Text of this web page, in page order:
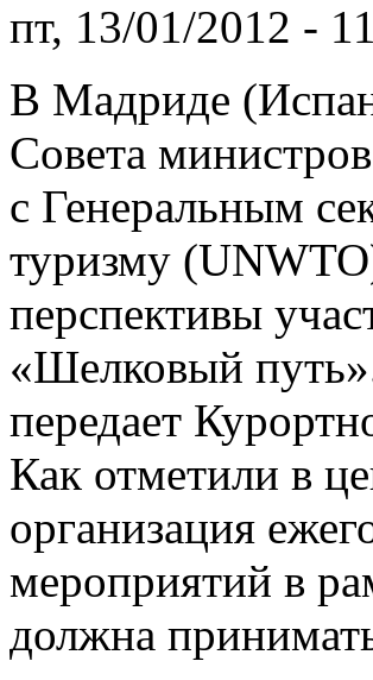
пт, 13/01/2012 -
В Мадриде
Совета
с Генеральным
туризму
перспективы
«Шелковый
передает
Как отметили в
организация
мероприятий в
должна